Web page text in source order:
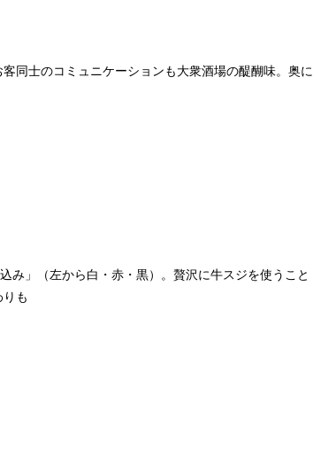
同士のコミュニケーションも大衆酒場の醍醐味。奥に
み」（左から白・赤・黒）。贅沢に牛スジを使うこと
も